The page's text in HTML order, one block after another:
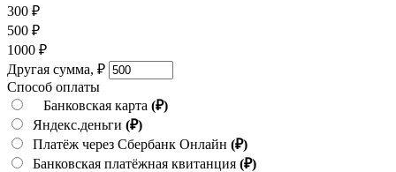
300 ₽
500 ₽
1000 ₽
Другая сумма, ₽
Способ оплаты
Банковская карта (₽)
Яндекс.деньги (₽)
Платёж через Сбербанк Онлайн (₽)
Банковская платёжная квитанция (₽)